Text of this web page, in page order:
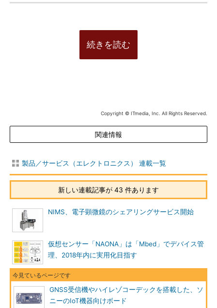
続きを読む
Copyright © ITmedia, Inc. All Rights Reserved.
関連情報
製品／サービス（エレクトロニクス） 連載一覧
新しい連載記事が 43 件あります
NIMS、電子顕微鏡のシェアリングサービス開始
仮想センサー「NAONA」は「Mbed」でデバイス管
理、2018年内に実用化目指す
GNSS受信機やハイレゾコーデックを搭載した、ソ
ニーのIoT機器向けボード